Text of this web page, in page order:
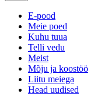
E-pood
Meie poed
Kuhu tuua
Telli vedu
Meist
Mõju ja koostöö
Liitu meiega
Head uudised